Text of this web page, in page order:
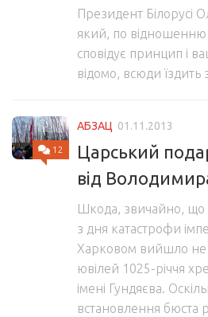
Президент Білорусі
який, по відношенню
сповідує принцип і
відомо, всюди їздить
12
АБЗАЦ 01.11.2013
Царський
від
Шкода, звичайно, що
з дня катастрофи
Харковом вийшло
ювілей 1025-річчя
імені Гундяєва.
встановлення бюста